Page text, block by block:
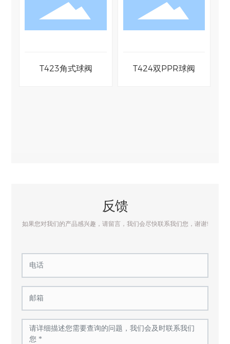
T423角式球阀 T424双PPR球阀
反馈
如果您对我们的产品感兴趣，请留言，我们会尽快联系我们您，谢谢!